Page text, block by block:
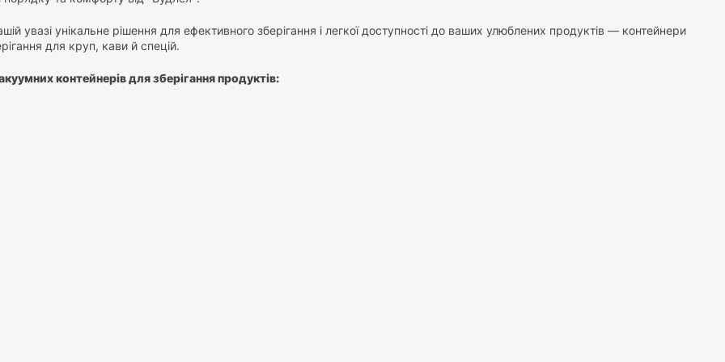
увазі унікальне рішення для ефективного зберігання і легкої доступності до ваших улюблених продуктів — контейнери
для круп, кави й спецій.
контейнерів для зберігання продуктів: